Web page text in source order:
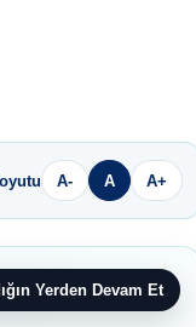
A- A A+
Yerden Devam Et